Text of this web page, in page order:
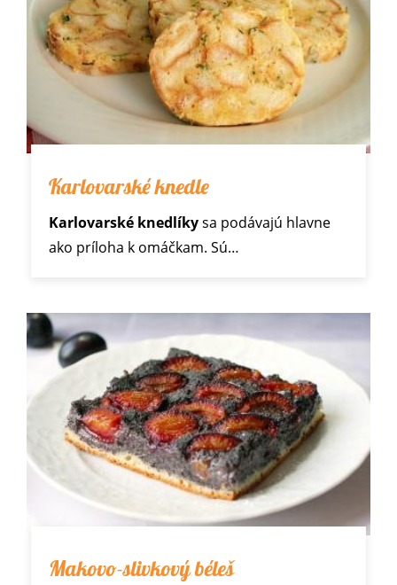
Karlovarské knedle
Karlovarské knedlíkysa podávajú hlavne
ako príloha k omáčkam. Sú…
Makovo-slivkový béleš